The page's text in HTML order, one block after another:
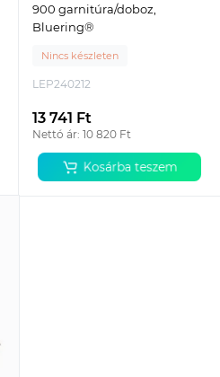
900 garnitúra/doboz,
Bluering®
Nincs készleten
LEP240212
13 741 Ft
Nettó ár: 10 820 Ft
Kosárba teszem